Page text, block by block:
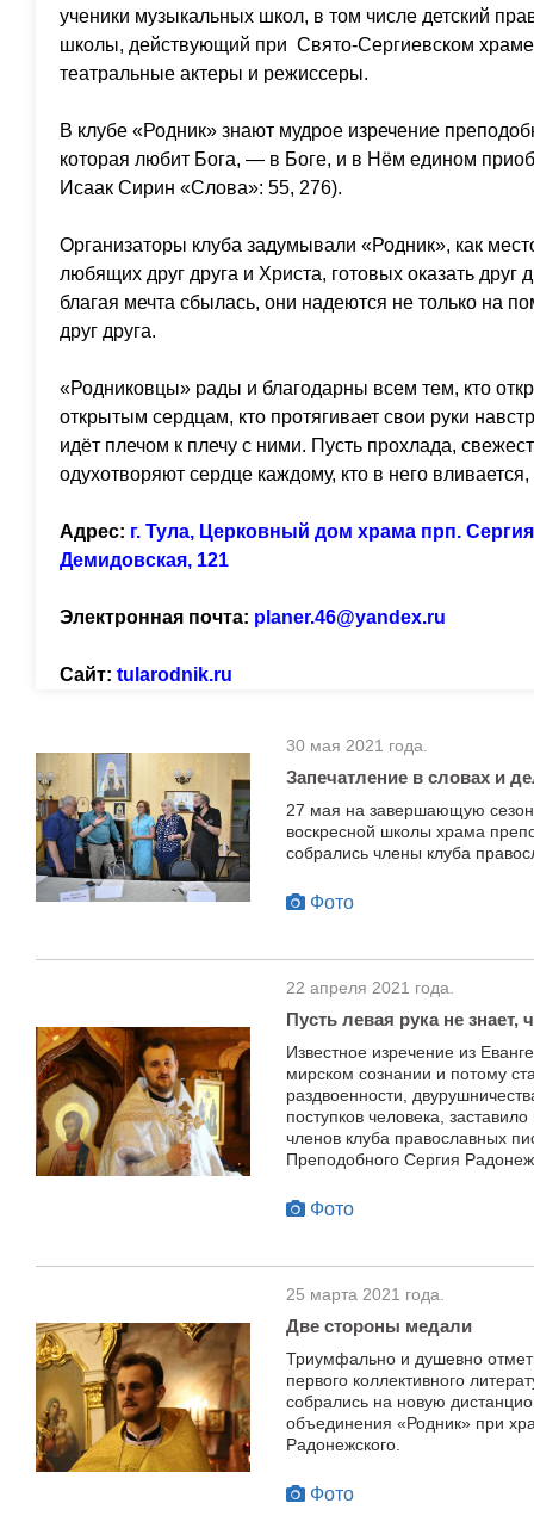
ученики музыкальных школ, в том числе детский
школы, действующий при Свято-Сергиевском
театральные актеры и режиссеры.
В клубе «Родник» знают мудрое изречение
которая любит Бога, — в Боге, и в Нём едином
Исаак Сирин «Слова»: 55, 276).
Организаторы клуба задумывали «Родник», как
любящих друг друга и Христа, готовых оказать друг
благая мечта сбылась, они надеются не только на
друг друга.
«Родниковцы» рады и благодарны всем тем, кто
открытым сердцам, кто протягивает свои руки
идёт плечом к плечу с ними. Пусть прохлада,
одухотворяют сердце каждому, кто в него
Адрес: г. Тула, Церковный дом храма прп.
Демидовская, 121
Электронная почта: planer.46@yandex.ru
Сайт: tularodnik.ru
30 мая 2021 года.
Запечатление в словах и
27 мая на завершающую сезон
воскресной школы храма
собрались члены клуба
Фото
22 апреля 2021 года.
Пусть левая рука не знает,
Известное изречение из
мирском сознании и потому
раздвоенности,
поступков человека,
членов клуба православных
Преподобного Сергия
Фото
25 марта 2021 года.
Две стороны медали
Триумфально и душевно
первого коллективного
собрались на новую
объединения «Родник» при
Радонежского.
Фото